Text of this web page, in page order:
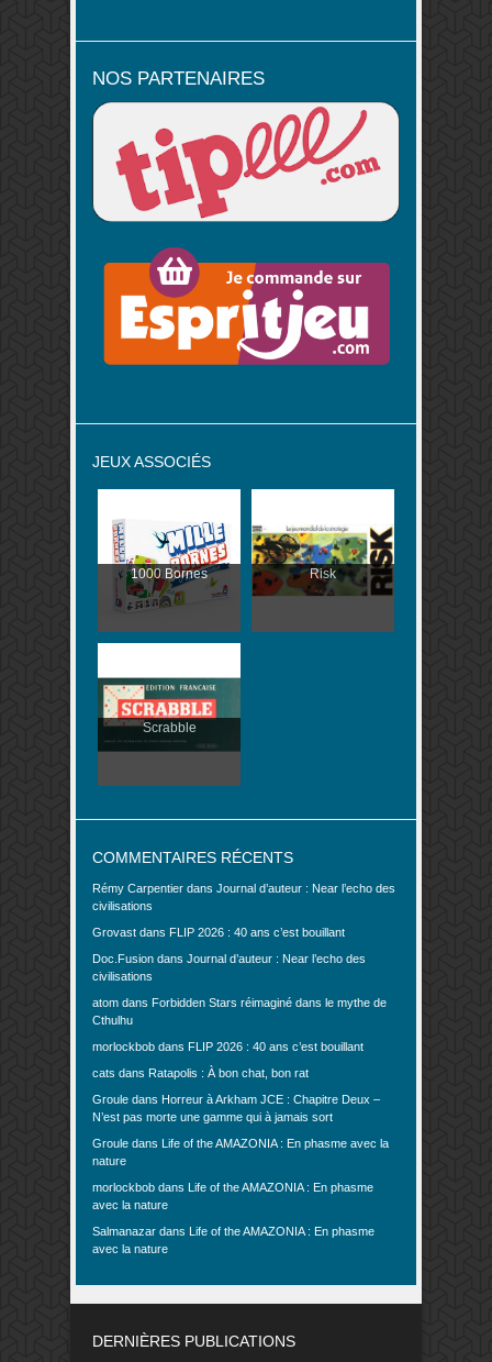
NOS PARTENAIRES
JEUX ASSOCIÉS
1000 Bornes Risk
Scrabble
COMMENTAIRES RÉCENTS
Rémy Carpentier dans Journal d’auteur : Near l’echo des
civilisations
Grovast dans FLIP 2026 : 40 ans c’est bouillant
Doc.Fusion dans Journal d’auteur : Near l’echo des
civilisations
atom dans Forbidden Stars réimaginé dans le mythe de
Cthulhu
morlockbob dans FLIP 2026 : 40 ans c’est bouillant
cats dans Ratapolis : À bon chat, bon rat
Groule dans Horreur à Arkham JCE : Chapitre Deux –
N’est pas morte une gamme qui à jamais sort
Groule dans Life of the AMAZONIA : En phasme avec la
nature
morlockbob dans Life of the AMAZONIA : En phasme
avec la nature
Salmanazar dans Life of the AMAZONIA : En phasme
avec la nature
DERNIÈRES PUBLICATIONS